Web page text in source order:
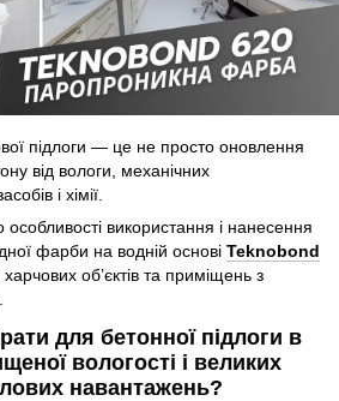
підлоги — це не просто оновлення
від вологи, механічних
і хімії.
особливості використання і нанесення
фарби на водній основі Teknobond
об’єктів та приміщень з
для бетонної підлоги в
вологості і великих
навантажень?